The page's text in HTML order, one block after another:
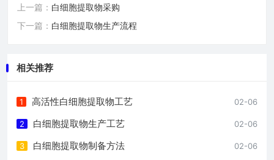
上一篇： 白细胞提取物采购
下一篇： 白细胞提取物生产流程
相关推荐
02-06
1 高活性白细胞提取物工艺
02-06
2 白细胞提取物生产工艺
02-06
3 白细胞提取物制备方法